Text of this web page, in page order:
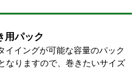
用パック
イイングが可能な容量のパック
なりますので、巻きたいサイズ